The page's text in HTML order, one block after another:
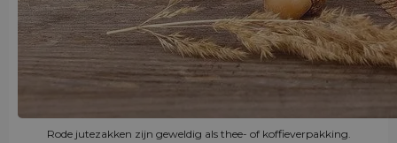
Rode jutezakken zijn geweldig als thee- of koffieverpakking.